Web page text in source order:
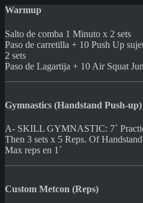
Warmup
Salto de comba 1 Minuto x 2 sets
Paso de carretilla + 10 Push Up
2 sets
Paso de Lagartija + 10 Air Squat
Gymnastics (Handstand Push-up)
A- SKILL GYMNASTIC: 7´
Then 3 sets x 5 Reps. Of
Max reps en 1´
Custom Metcon (Reps)